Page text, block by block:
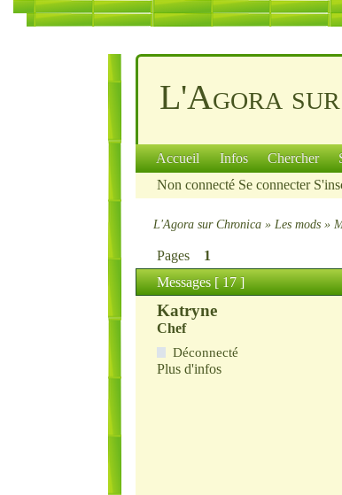
L'Agora
Accueil Infos Chercher
Non connecté Se connecter
L'Agora sur Chronica » Les mods »
Pages 1
Messages [ 17 ]
Katryne
Chef
Déconnecté
Plus d'infos